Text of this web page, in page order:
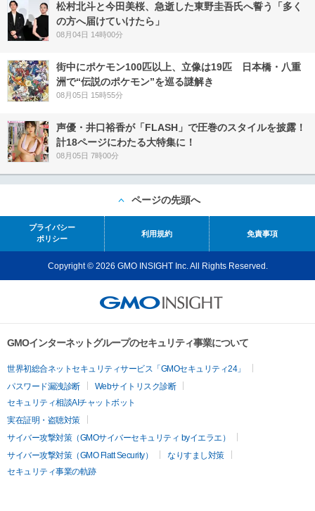
松村北斗と今田美桜、急逝した東野圭吾氏へ誓う「多く
の方へ届けていけたら」
08月04日 14時00分
街中にポケモン100匹以上、立像は19匹 日本橋・八重
洲で“伝説のポケモン”を巡る謎解き
08月05日 15時55分
声優・井口裕香が「FLASH」で圧巻のスタイルを披露！
計18ページにわたる大特集に！
08月05日 7時00分
ページの先頭へ
プライバシー
ポリシー
利用規約 免責事項
Copyright © 2026 GMO INSIGHT Inc. All Rights Reserved.
GMOインターネットグループのセキュリティ事業について
世界初総合ネットセキュリティサービス「GMOセキュリティ24」
パスワード漏洩診断
Webサイトリスク診断
セキュリティ相談AIチャットボット
実在証明・盗聴対策
サイバー攻撃対策（GMOサイバーセキュリティ byイエラエ）
サイバー攻撃対策（GMO Flatt Security）
なりすまし対策
セキュリティ事業の軌跡